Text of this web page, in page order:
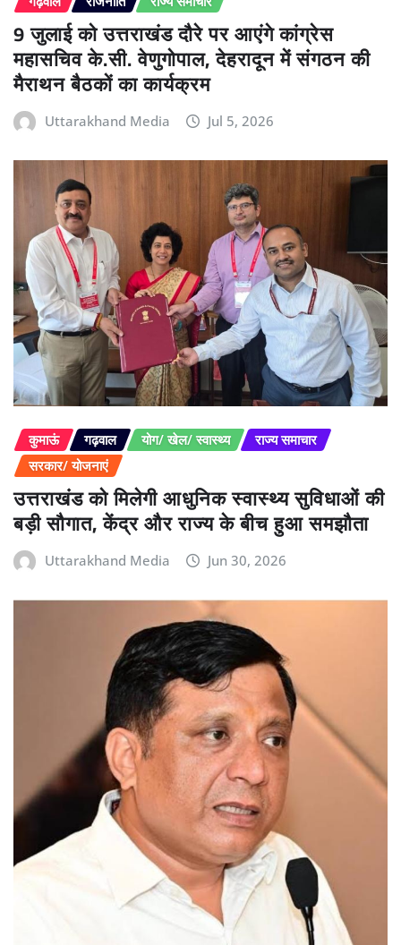
9 जुलाई को उत्तराखंड दौरे पर आएंगे कांग्रेस
महासचिव के.सी. वेणुगोपाल, देहरादून में संगठन की
मैराथन बैठकों का कार्यक्रम
Uttarakhand Media Jul 5, 2026
कुमाऊं गढ़वाल योग/ खेल/ स्वास्थ्य
राज्य समाचार
सरकार/ योजनाएं
उत्तराखंड को मिलेगी आधुनिक स्वास्थ्य सुविधाओं की
बड़ी सौगात, केंद्र और राज्य के बीच हुआ समझौता
Uttarakhand Media Jun 30, 2026